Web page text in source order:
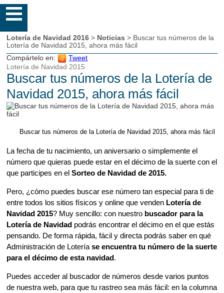
Lotería de Navidad 2016 > Noticias > Buscar tus números de la
Lotería de Navidad 2015, ahora más fácil
Compártelo en:
Tweet
Lotería de Navidad 2015
Buscar tus números de la Lotería de
Navidad 2015, ahora más fácil
Buscar tus números de la Lotería de Navidad 2015, ahora más fácil
La fecha de tu nacimiento, un aniversario o simplemente el
número que quieras puede estar en el décimo de la suerte con el
que participes en elSorteo de Navidad de 2015.
Pero, ¿cómo puedes buscar ese número tan especial para ti de
entre todos los sitios físicos y online que venden Lotería de
Navidad 2015? Muy sencillo: con nuestro buscador para la
Lotería de Navidad podrás encontrar el décimo en el que estás
pensando. De forma rápida, fácil y directa podrás saber en qué
Administración de Loteríase encuentra tu número de la suerte
para el décimo de esta navidad.
Puedes acceder al buscador de números desde varios puntos
de nuestra web, para que tu rastreo sea más fácil: en la columna